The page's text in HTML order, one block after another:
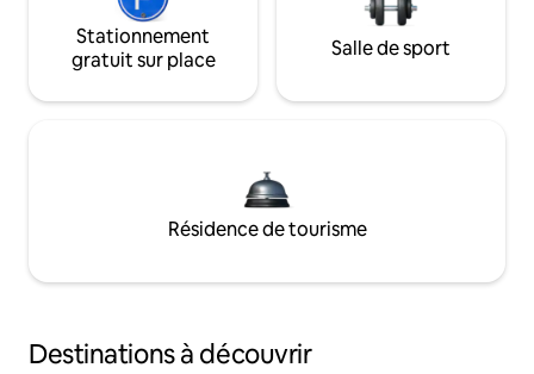
Stationnement
gratuit sur place
Salle de sport
Résidence de tourisme
Destinations à découvrir